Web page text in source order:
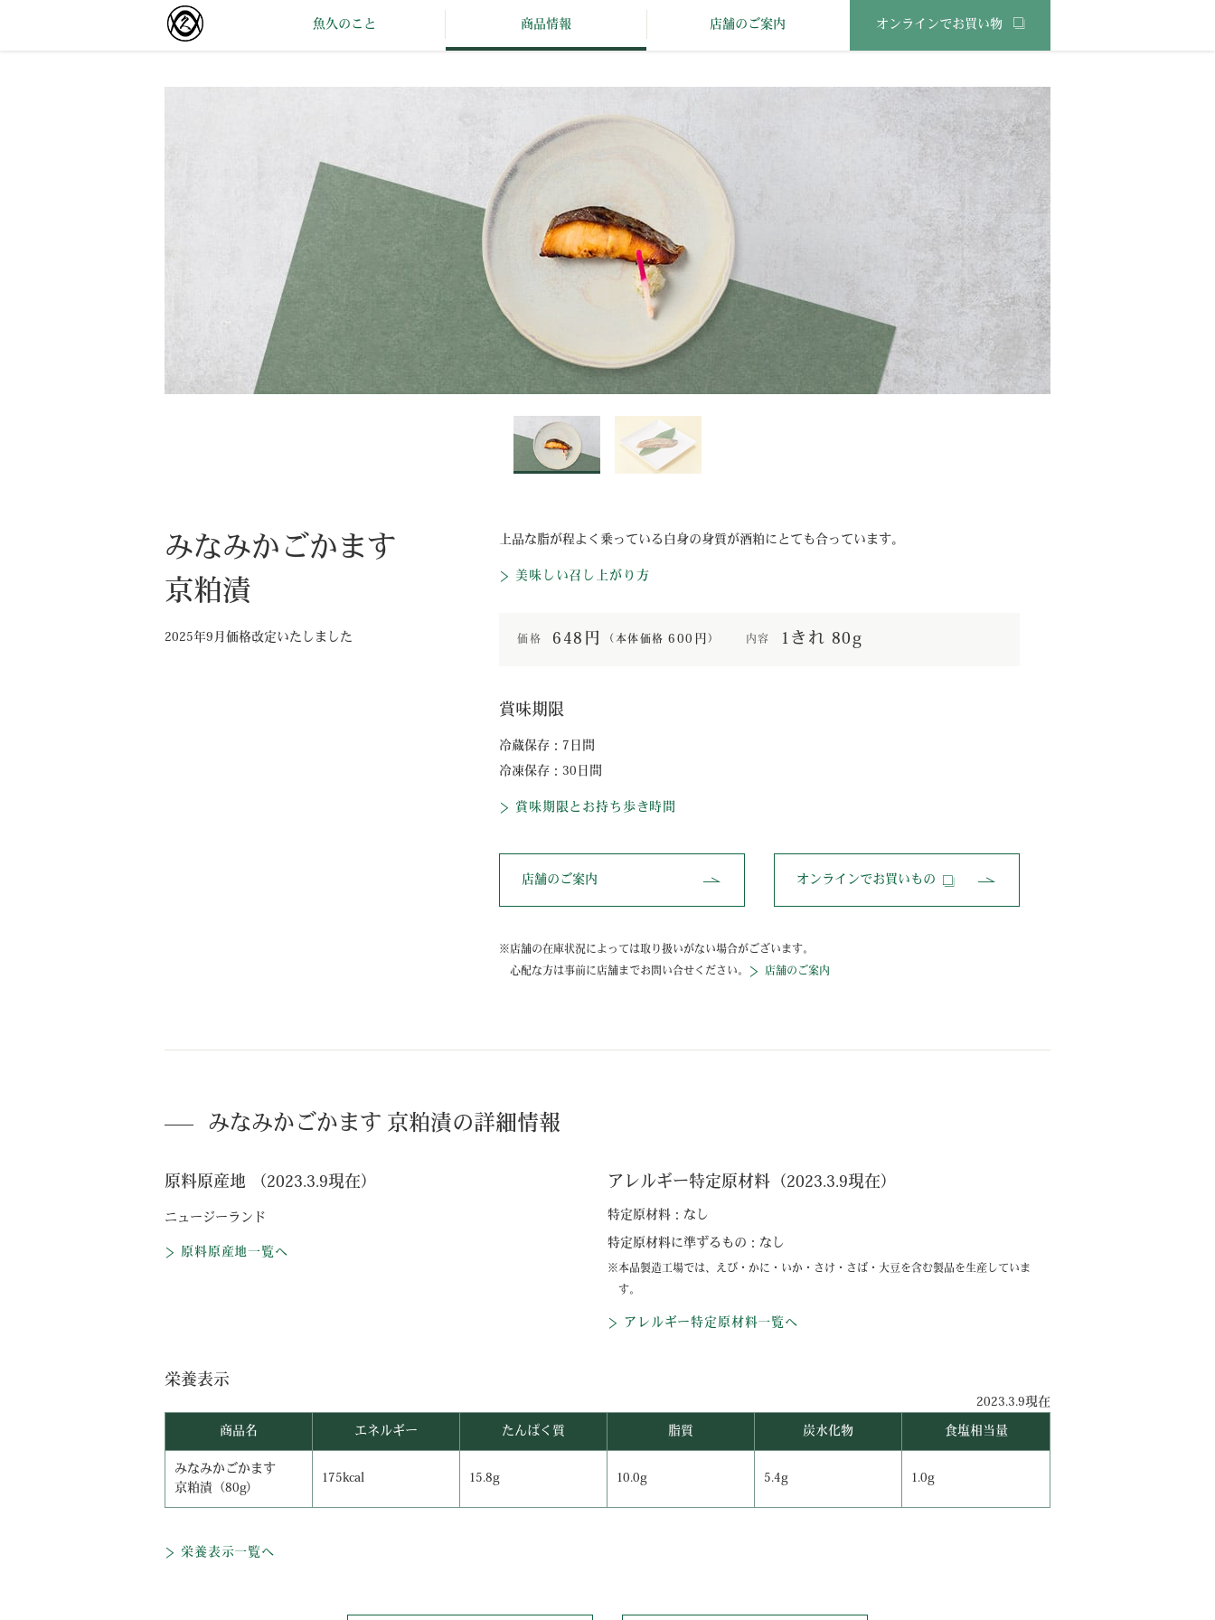
魚久のこと 商品情報 店舗のご案内 オンラインでお買い物
みなみかごかます
京粕漬
2025年9月価格改定いたしました
上品な脂が程よく乗っている白身の身質が酒粕にとても合っています。
美味しい召し上がり方
価格 648円 （本体価格 600円 ） 内容 1きれ 80g
賞味期限
冷蔵保存：7日間
冷凍保存：30日間
賞味期限とお持ち歩き時間
店舗のご案内 オンラインでお買いもの
店舗の在庫状況によっては取り扱いがない場合がございます。
心配な方は事前に店舗までお問い合せください。
店舗のご案内
みなみかごかます 京粕漬の詳細情報
原料原産地 （2023.3.9現在）
ニュージーランド
原料原産地一覧へ
アレルギー特定原材料（2023.3.9現在）
特定原材料： なし
特定原材料に準ずるもの： なし
本品製造工場では、えび・かに・いか・さけ・さば・大豆を含む製品を生産していま
す。
アレルギー特定原材料一覧へ
栄養表示
2023.3.9現在
商品名 エネルギー たんぱく質 脂質 炭水化物 食塩相当量
みなみかごかます
京粕漬（80g）
175kcal 15.8g 10.0g 5.4g 1.0g
栄養表示一覧へ